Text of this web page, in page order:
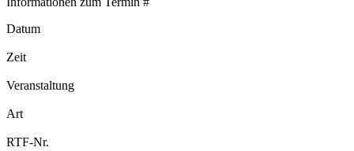
Datum
Zeit
Veranstaltung
Art
RTF-Nr.